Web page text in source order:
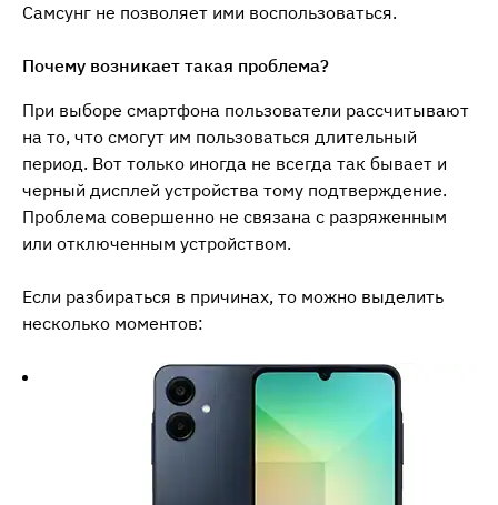
Самсунг не позволяет ими воспользоваться.
Почему возникает такая проблема?
При выборе смартфона пользователи рассчитывают
на то, что смогут им пользоваться длительный
период. Вот только иногда не всегда так бывает и
черный дисплей устройства тому подтверждение.
Проблема совершенно не связана с разряженным
или отключенным устройством.
Если разбираться в причинах, то можно выделить
несколько моментов: